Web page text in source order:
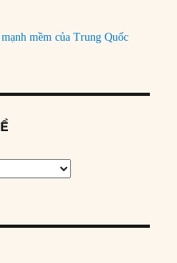
mềm của Trung Quốc